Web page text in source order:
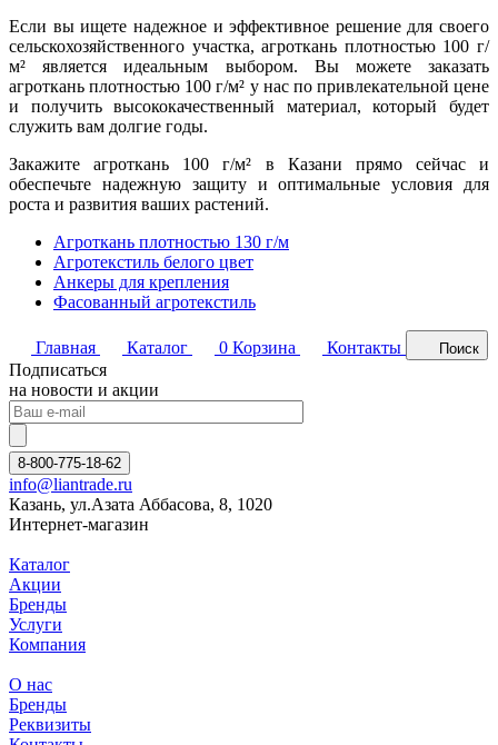
Если вы ищете надежное и эффективное решение для своего
сельскохозяйственного участка, агроткань плотностью 100 г/
м² является идеальным выбором. Вы можете заказать
агроткань плотностью 100 г/м² у нас по привлекательной цене
и получить высококачественный материал, который будет
служить вам долгие годы.
Закажите агроткань 100 г/м² в Казани прямо сейчас и
обеспечьте надежную защиту и оптимальные условия для
роста и развития ваших растений.
Агроткань плотностью 130 г/м
Агротекстиль белого цвет
Анкеры для крепления
Фасованный агротекстиль
Главная Каталог 0 Корзина Контакты Поиск
Подписаться
на новости и акции
8-800-775-18-62
info@liantrade.ru
Казань, ул.Азата Аббасова, 8, 1020
Интернет-магазин
Каталог
Акции
Бренды
Услуги
Компания
О нас
Бренды
Реквизиты